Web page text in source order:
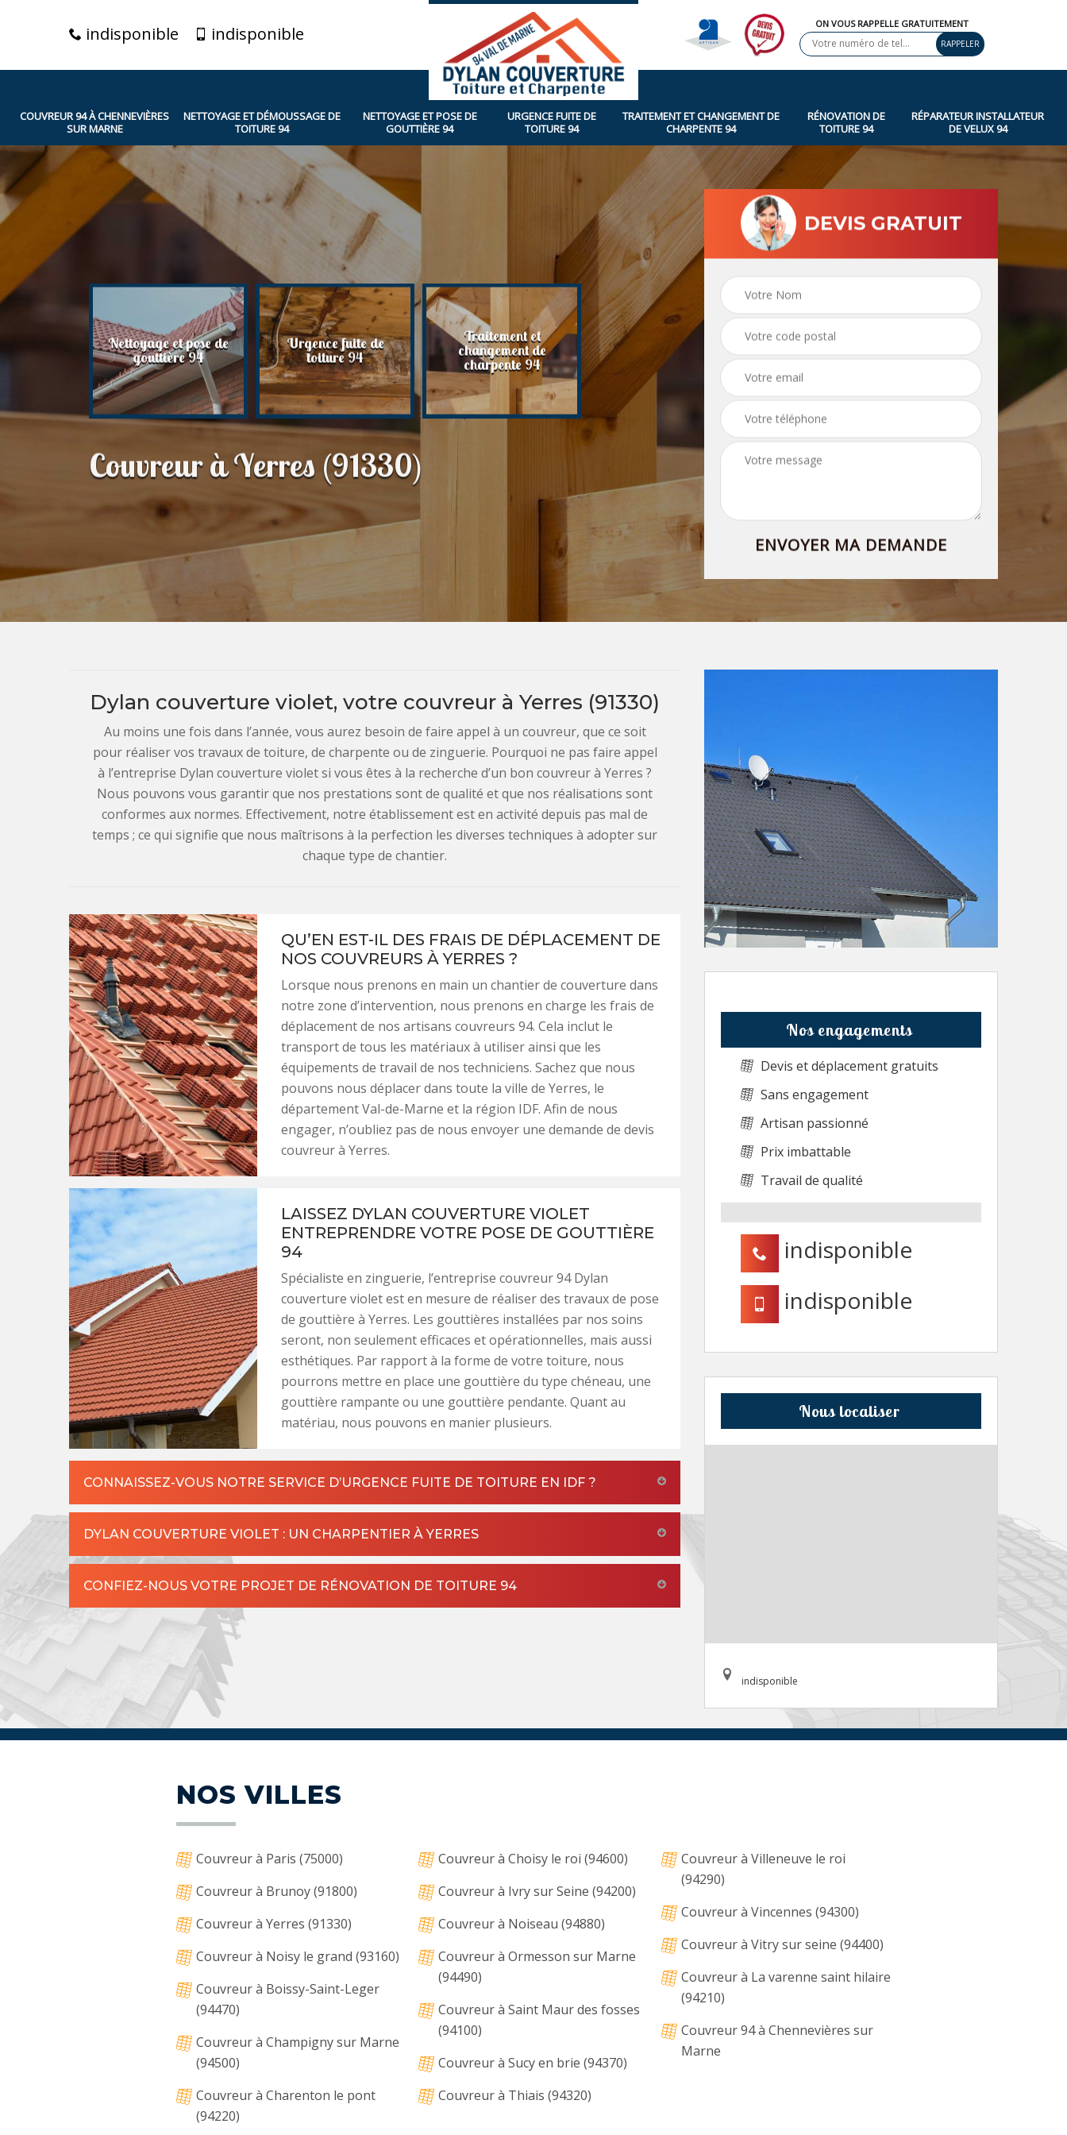
indisponible indisponible
ON VOUS RAPPELLE GRATUITEMENT
COUVREUR 94 À CHENNEVIÈRES
SUR MARNE
NETTOYAGE ET DÉMOUSSAGE DE
TOITURE 94
NETTOYAGE ET POSE DE
GOUTTIÈRE 94
URGENCE FUITE DE
TOITURE 94
TRAITEMENT ET CHANGEMENT DE
CHARPENTE 94
RÉNOVATION DE
TOITURE 94
RÉPARATEUR INSTALLATEUR
DE VELUX 94
Nettoyage et pose de
gouttière 94
Urgence fuite de
toiture 94
Traitement et
changement de
charpente 94
Rénovation de toiture
94
Réparateur
installateur de velux
94
Nettoyage et
démoussage de toiture
Couvreur à Yerres (91330)
DEVIS GRATUIT
Dylan couverture violet, votre couvreur à Yerres (91330)
Au moins une fois dans l’année, vous aurez besoin de faire appel à un couvreur, que ce soit
pour réaliser vos travaux de toiture, de charpente ou de zinguerie. Pourquoi ne pas faire appel
à l’entreprise Dylan couverture violet si vous êtes à la recherche d’un bon couvreur à Yerres ?
Nous pouvons vous garantir que nos prestations sont de qualité et que nos réalisations sont
conformes aux normes. Effectivement, notre établissement est en activité depuis pas mal de
temps ; ce qui signifie que nous maîtrisons à la perfection les diverses techniques à adopter sur
chaque type de chantier.
QU’EN EST-IL DES FRAIS DE DÉPLACEMENT DE
NOS COUVREURS À YERRES ?
Lorsque nous prenons en main un chantier de couverture dans
notre zone d’intervention, nous prenons en charge les frais de
déplacement de nos artisans couvreurs 94. Cela inclut le
transport de tous les matériaux à utiliser ainsi que les
équipements de travail de nos techniciens. Sachez que nous
pouvons nous déplacer dans toute la ville de Yerres, le
département Val-de-Marne et la région IDF. Afin de nous
engager, n’oubliez pas de nous envoyer une demande de devis
couvreur à Yerres.
LAISSEZ DYLAN COUVERTURE VIOLET
ENTREPRENDRE VOTRE POSE DE GOUTTIÈRE
94
Spécialiste en zinguerie, l’entreprise couvreur 94 Dylan
couverture violet est en mesure de réaliser des travaux de pose
de gouttière à Yerres. Les gouttières installées par nos soins
seront, non seulement efficaces et opérationnelles, mais aussi
esthétiques. Par rapport à la forme de votre toiture, nous
pourrons mettre en place une gouttière du type chéneau, une
gouttière rampante ou une gouttière pendante. Quant au
matériau, nous pouvons en manier plusieurs.
CONNAISSEZ-VOUS NOTRE SERVICE D’URGENCE FUITE DE TOITURE EN IDF ?
DYLAN COUVERTURE VIOLET : UN CHARPENTIER À YERRES
CONFIEZ-NOUS VOTRE PROJET DE RÉNOVATION DE TOITURE 94
Nos engagements
Devis et déplacement gratuits
Sans engagement
Artisan passionné
Prix imbattable
Travail de qualité
indisponible
indisponible
Nous localiser
indisponible
NOS VILLES
Couvreur à Paris (75000)
Couvreur à Brunoy (91800)
Couvreur à Yerres (91330)
Couvreur à Noisy le grand (93160)
Couvreur à Boissy-Saint-Leger
(94470)
Couvreur à Champigny sur Marne
(94500)
Couvreur à Charenton le pont
(94220)
Couvreur à Choisy le roi (94600)
Couvreur à Ivry sur Seine (94200)
Couvreur à Noiseau (94880)
Couvreur à Ormesson sur Marne
(94490)
Couvreur à Saint Maur des fosses
(94100)
Couvreur à Sucy en brie (94370)
Couvreur à Thiais (94320)
Couvreur à Villeneuve le roi
(94290)
Couvreur à Vincennes (94300)
Couvreur à Vitry sur seine (94400)
Couvreur à La varenne saint hilaire
(94210)
Couvreur 94 à Chennevières sur
Marne